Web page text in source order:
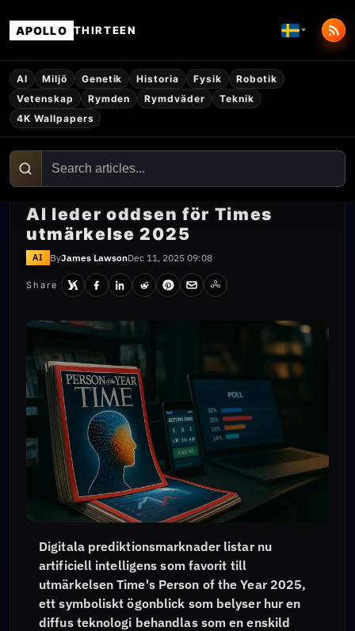
APOLLO THIRTEEN
AI Miljö Genetik Historia Fysik
Robotik
Vetenskap
Rymden Rymdväder
Teknik
4K Wallpapers
AI leder oddsen för Times
utmärkelse 2025
AI ByJames LawsonDec 11, 2025 09:08
Share
Digitala prediktionsmarknader listar nu
artificiell intelligens som favorit till
utmärkelsen Time's Person of the Year 2025,
ett symboliskt ögonblick som belyser hur en
diffus teknologi behandlas som en enskild